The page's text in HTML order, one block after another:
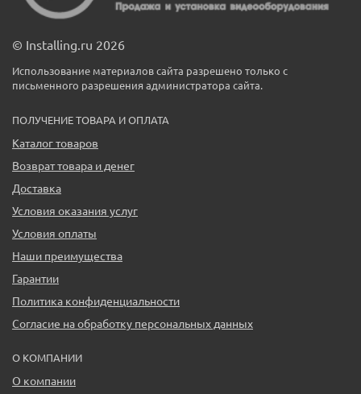
© Installing.ru 2026
Использование материалов сайта разрешено только с
письменного разрешения администратора сайта.
ПОЛУЧЕНИЕ ТОВАРА И ОПЛАТА
Каталог товаров
Возврат товара и денег
Доставка
Условия оказания услуг
Условия оплаты
Наши преимущества
Гарантии
Политика конфиденциальности
Согласие на обработку персональных данных
О КОМПАНИИ
О компании